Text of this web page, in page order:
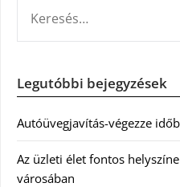
Legutóbbi bejegyzések
Autóüvegjavítás-végezze
Az üzleti élet fontos
városában